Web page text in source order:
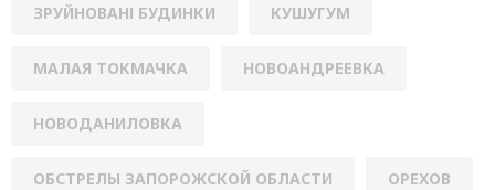
ЗРУЙНОВАНІ БУДИНКИ КУШУГУМ
МАЛАЯ ТОКМАЧКА НОВОАНДРЕЕВКА
НОВОДАНИЛОВКА
ОБСТРЕЛЫ ЗАПОРОЖСКОЙ ОБЛАСТИ ОРЕХОВ